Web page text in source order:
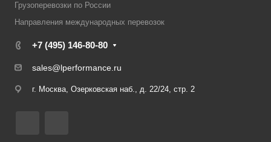
Грузоперевозки по России
Направления международных перевозок
+7 (495) 146-80-80
sales@lperformance.ru
г. Москва, Озерковская наб., д. 22/24, стр. 2